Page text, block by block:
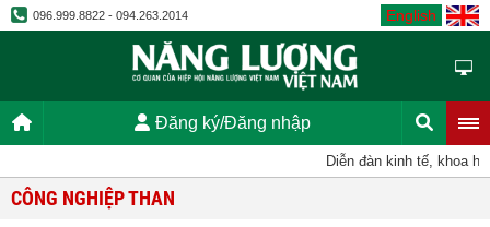
096.999.8822 - 094.263.2014 English
Đăng ký/Đăng nhập
Diễn đàn kinh tế, khoa
CÔNG NGHIỆP THAN